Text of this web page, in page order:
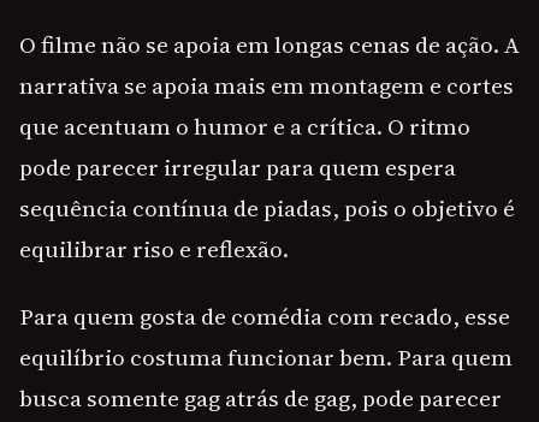
O filme não se apoia em longas cenas de ação. A
narrativa se apoia mais em montagem e cortes
que acentuam o humor e a crítica. O ritmo
pode parecer irregular para quem espera
sequência contínua de piadas, pois o objetivo é
equilibrar riso e reflexão.
Para quem gosta de comédia com recado, esse
equilíbrio costuma funcionar bem. Para quem
busca somente gag atrás de gag, pode parecer